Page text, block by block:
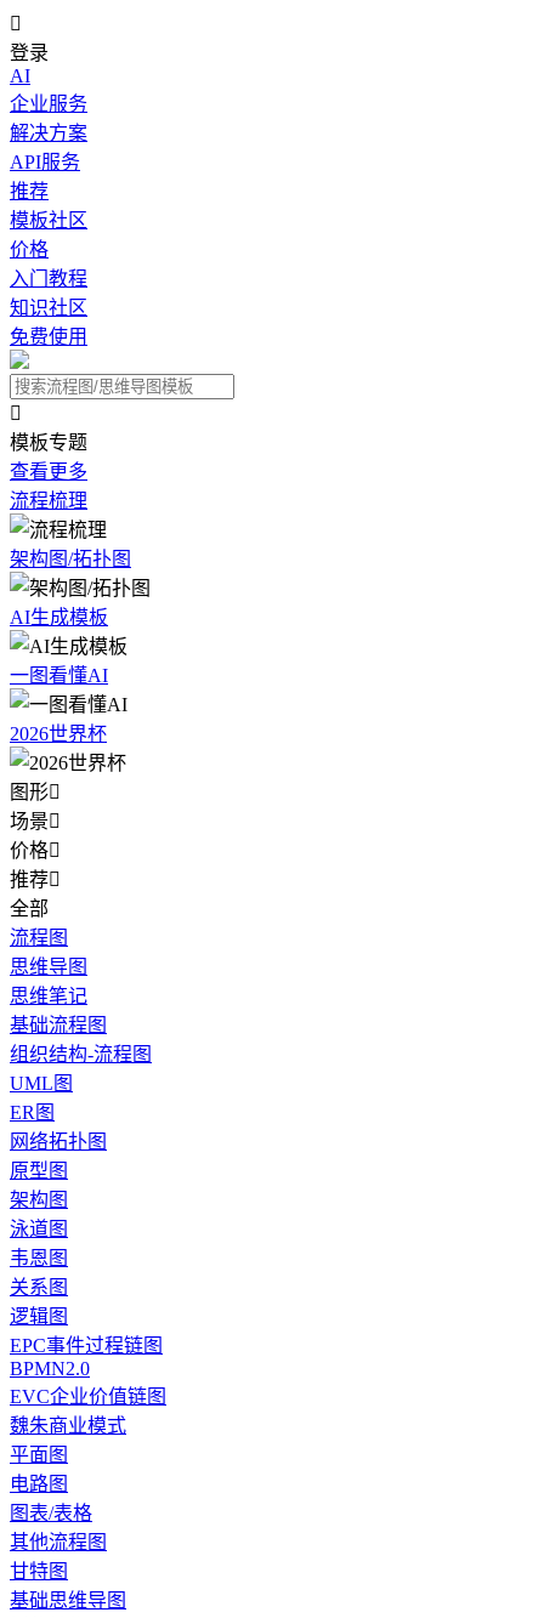

登录
AI
企业服务
解决方案
API服务
推荐
模板社区
价格
入门教程
知识社区
免费使用

模板专题
查看更多
流程梳理
架构图/拓扑图
AI生成模板
一图看懂AI
2026世界杯
图形
场景
价格
推荐
全部
流程图
思维导图
思维笔记
基础流程图
组织结构-流程图
UML图
ER图
网络拓扑图
原型图
架构图
泳道图
韦恩图
关系图
逻辑图
EPC事件过程链图
BPMN2.0
EVC企业价值链图
魏朱商业模式
平面图
电路图
图表/表格
其他流程图
甘特图
基础思维导图